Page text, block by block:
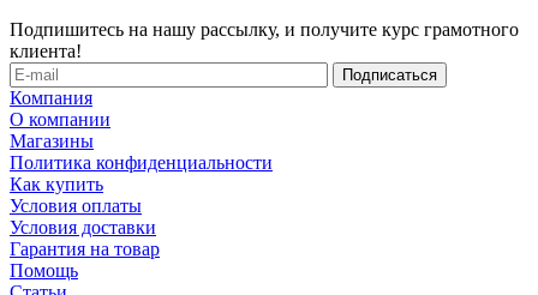
Подпишитесь на нашу рассылку, и получите курс грамотного
клиента!
Компания
О компании
Магазины
Политика конфиденциальности
Как купить
Условия оплаты
Условия доставки
Гарантия на товар
Помощь